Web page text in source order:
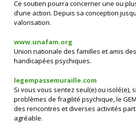
Ce soutien pourra concerner une ou
d’une action. Depuis sa conception
valorisation.
www.unafam.org
Union nationale des familles et amis
handicapées psychiques.
legempassemuraille.com
Si vous vous sentez seul(e) ou isolé(e),
problèmes de fragilité psychique, le
des rencontres et diverses activités
agréable.